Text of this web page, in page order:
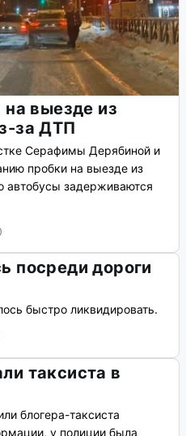
на выезде из
за ДТП
Серафимы Дерябиной и
пробки на выезде из
автобусы задерживаются
посреди дороги
быстро ликвидировать.
таксиста в
блогера-таксиста
у полиции была